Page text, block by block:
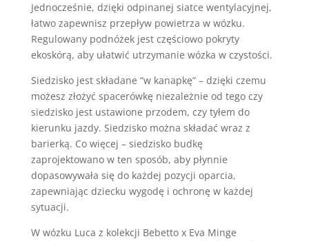
Jednocześnie, dzięki odpinanej siatce wentylacyjnej,
łatwo zapewnisz przepływ powietrza w wózku.
Regulowany podnóżek jest częściowo pokryty
ekoskórą, aby ułatwić utrzymanie wózka w czystości.
Siedzisko jest składane “w kanapkę” – dzięki czemu
możesz złożyć spacerówkę niezależnie od tego czy
siedzisko jest ustawione przodem, czy tyłem do
kierunku jazdy. Siedzisko można składać wraz z
barierką. Co więcej – siedzisko budkę
zaprojektowano w ten sposób, aby płynnie
dopasowywała się do każdej pozycji oparcia,
zapewniając dziecku wygodę i ochronę w każdej
sytuacji.
W wózku Luca z kolekcji Bebetto x Eva Minge